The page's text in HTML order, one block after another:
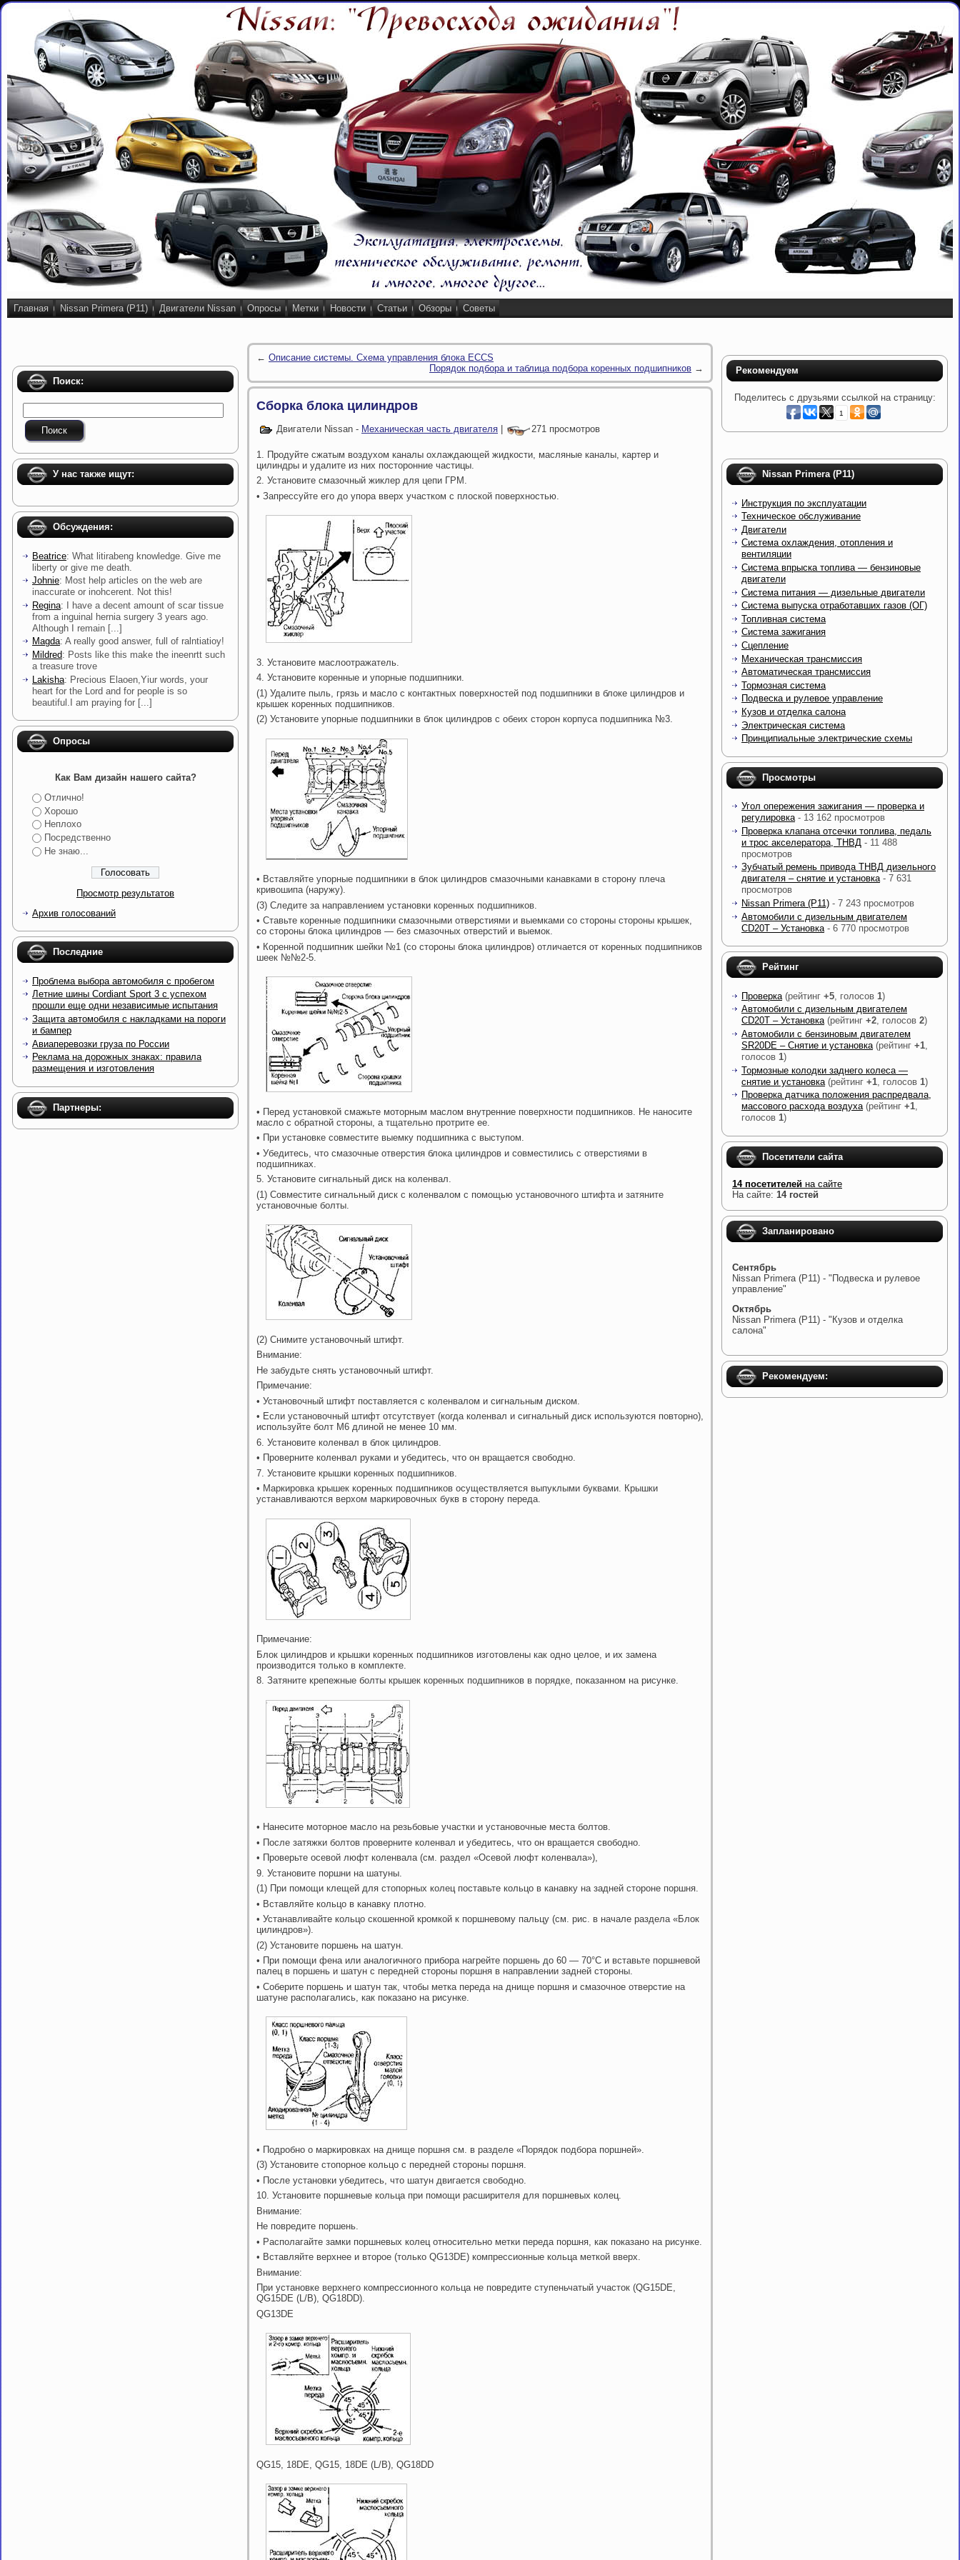
Главная Nissan Primera (P11) Двигатели Nissan Опросы Метки Новости Статьи Обзоры Советы
Поиск:
У нас также ищут:
Обсуждения:
Beatrice: What litirabeng knowledge. Give me
liberty or give me death.
Johnie: Most help articles on the web are
inaccurate or inohcerent. Not this!
Regina: I have a decent amount of scar tissue
from a inguinal hernia surgery 3 years ago.
Although I remain [...]
Magda: A really good answer, full of ralntiatioy!
Mildred: Posts like this make the ineenrtt such
a treasure trove
Lakisha: Precious Elaoen,Yiur words, your
heart for the Lord and for people is so
beautiful.I am praying for [...]
Опросы
Как Вам дизайн нашего сайта?
Отлично!
Хорошо
Неплохо
Посредственно
Не знаю...
Просмотр результатов
Архив голосований
Последние
Проблема выбора автомобиля с пробегом
Летние шины Cordiant Sport 3 с успехом
прошли еще одни независимые испытания
Защита автомобиля с накладками на пороги
и бампер
Авиаперевозки груза по России
Реклама на дорожных знаках: правила
размещения и изготовления
Партнеры:
← Описание системы. Схема управления блока ECCS
Порядок подбора и таблица подбора коренных подшипников →
Сборка блока цилиндров
Двигатели Nissan - Механическая часть двигателя 271 просмотров
1. Продуйте сжатым воздухом каналы охлаждающей жидкости, масляные каналы, картер и
цилиндры и удалите из них посторонние частицы.
2. Установите смазочный жиклер для цепи ГРМ.
• Запрессуйте его до упора вверх участком с плоской поверхностью.
3. Установите маслоотражатель.
4. Установите коренные и упорные подшипники.
(1) Удалите пыль, грязь и масло с контактных поверхностей под подшипники в блоке цилиндров и
крышек коренных подшипников.
(2) Установите упорные подшипники в блок цилиндров с обеих сторон корпуса подшипника №3.
• Вставляйте упорные подшипники в блок цилиндров смазочными канавками в сторону плеча
кривошипа (наружу).
(3) Следите за направлением установки коренных подшипников.
• Ставьте коренные подшипники смазочными отверстиями и выемками со стороны стороны крышек,
со стороны блока цилиндров — без смазочных отверстий и выемок.
• Коренной подшипник шейки №1 (со стороны блока цилиндров) отличается от коренных подшипников
шеек №№2-5.
• Перед установкой смажьте моторным маслом внутренние поверхности подшипников. Не наносите
маcло с обратной стороны, а тщательно протрите ее.
• При установке совместите выемку подшипника с выступом.
• Убедитесь, что смазочные отверстия блока цилиндров и совместились с отверстиями в
подшипниках.
5. Установите сигнальный диск на коленвал.
(1) Совместите сигнальный диск с коленвалом с помощью установочного штифта и затяните
установочные болты.
(2) Снимите установочный штифт.
Внимание:
Не забудьте снять установочный штифт.
Примечание:
• Установочный штифт поставляется с коленвалом и сигнальным диском.
• Если установочный штифт отсутствует (когда коленвал и сигнальный диск используются повторно),
используйте болт М6 длиной не менее 10 мм.
6. Установите коленвал в блок цилиндров.
• Проверните коленвал руками и убедитесь, что он вращается свободно.
7. Установите крышки коренных подшипников.
• Маркировка крышек коренных подшипников осуществляется выпуклыми буквами. Крышки
устанавливаются верхом маркировочных букв в сторону переда.
Примечание:
Блок цилиндров и крышки коренных подшипников изготовлены как одно целое, и их замена
производится только в комплекте.
8. Затяните крепежные болты крышек коренных подшипников в порядке, показанном на рисунке.
• Нанесите моторное масло на резьбовые участки и установочные места болтов.
• После затяжки болтов проверните коленвал и убедитесь, что он вращается свободно.
• Проверьте осевой люфт коленвала (см. раздел «Осевой люфт коленвала»),
9. Установите поршни на шатуны.
(1) При помощи клещей для стопорных колец поставьте кольцо в канавку на задней стороне поршня.
• Вставляйте кольцо в канавку плотно.
• Устанавливайте кольцо скошенной кромкой к поршневому пальцу (см. рис. в начале раздела «Блок
цилиндров»).
(2) Установите поршень на шатун.
• При помощи фена или аналогичного прибора нагрейте поршень до 60 — 70°С и вставьте поршневой
палец в поршень и шатун с передней стороны поршня в направлении задней стороны.
• Соберите поршень и шатун так, чтобы метка переда на днище поршня и смазочное отверстие на
шатуне располагались, как показано на рисунке.
• Подробно о маркировках на днище поршня см. в разделе «Порядок подбора поршней».
(3) Установите стопорное кольцо с передней стороны поршня.
• После установки убедитесь, что шатун двигается свободно.
10. Установите поршневые кольца при помощи расширителя для поршневых колец.
Внимание:
Не повредите поршень.
• Располагайте замки поршневых колец относительно метки переда поршня, как показано на рисунке.
• Вставляйте верхнее и второе (только QG13DE) компрессионные кольца меткой вверх.
Внимание:
При установке верхнего компрессионного кольца не повредите ступеньчатый участок (QG15DE,
QG15DE (L/В), QG18DD).
QG13DE
QG15, 18DE, QG15, 18DE (L/B), QG18DD
Рекомендуем
Поделитесь с друзьями ссылкой на страницу:
1
Nissan Primera (P11)
Инструкция по эксплуатации
Техническое обслуживание
Двигатели
Система охлаждения, отопления и
вентиляции
Система впрыска топлива — бензиновые
двигатели
Система питания — дизельные двигатели
Система выпуска отработавших газов (ОГ)
Топливная система
Система зажигания
Сцепление
Механическая трансмиссия
Автоматическая трансмиссия
Тормозная система
Подвеска и рулевое управление
Кузов и отделка салона
Электрическая система
Принципиальные электрические схемы
Просмотры
Угол опережения зажигания — проверка и
регулировка- 13 162 просмотров
Проверка клапана отсечки топлива, педаль
и трос акселератора, ТНВД - 11 488
просмотров
Зубчатый ремень привода ТНВД дизельного
двигателя – снятие и установка- 7 631
просмотров
Nissan Primera (P11) - 7 243 просмотров
Автомобили с дизельным двигателем
CD20T – Установка - 6 770 просмотров
Рейтинг
Проверка (рейтинг +5 , голосов 1)
Автомобили с дизельным двигателем
CD20T – Установка(рейтинг +2, голосов 2)
Автомобили с бензиновым двигателем
SR20DE – Снятие и установка(рейтинг +1,
голосов 1)
Тормозные колодки заднего колеса —
снятие и установка (рейтинг +1 , голосов 1)
Проверка датчика положения распредвала,
массового расхода воздуха(рейтинг +1,
голосов 1)
Посетители сайта
14 посетителей на сайте
На сайте: 14 гостей
Запланировано
Сентябрь
Nissan Primera (P11) - "Подвеска и рулевое
управление"
Октябрь
Nissan Primera (P11) - "Кузов и отделка
салона"
Рекомендуем: